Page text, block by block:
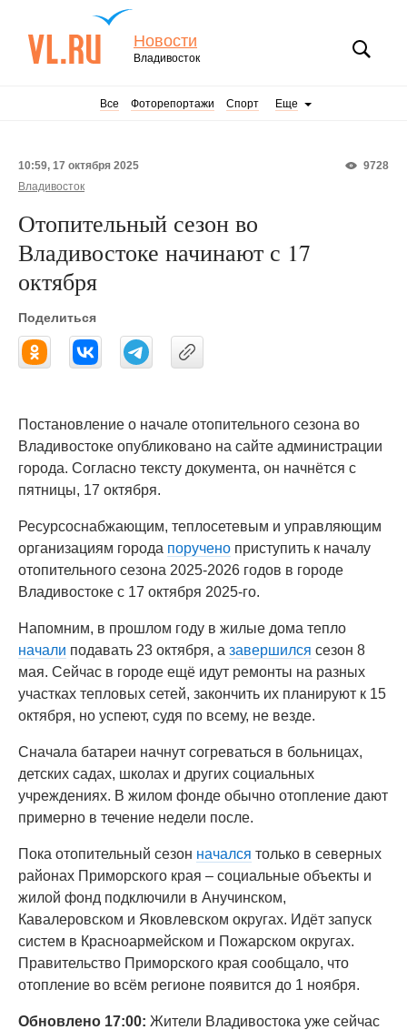
Новости
Владивосток
Все Фоторепортажи Спорт Еще
9728
10:59, 17 октября 2025
Владивосток
Отопительный сезон во
Владивостоке начинают с 17
октября
Поделиться
Постановление о начале отопительного сезона во
Владивостоке опубликовано на сайте администрации
города. Согласно тексту документа, он начнётся с
пятницы, 17 октября.
Ресурсоснабжающим, теплосетевым и управляющим
организациям города поручено приступить к началу
отопительного сезона 2025-2026 годов в городе
Владивостоке с 17 октября 2025-го.
Напомним, в прошлом году в жилые дома тепло
начали подавать 23 октября, а завершился сезон 8
мая. Сейчас в городе ещё идут ремонты на разных
участках тепловых сетей, закончить их планируют к 15
октября, но успеют, судя по всему, не везде.
Сначала батареи начнут согреваться в больницах,
детских садах, школах и других социальных
учреждениях. В жилом фонде обычно отопление дают
примерно в течение недели после.
Пока отопительный сезон начался только в северных
районах Приморского края – социальные объекты и
жилой фонд подключили в Анучинском,
Кавалеровском и Яковлевском округах. Идёт запуск
систем в Красноармейском и Пожарском округах.
Правительство Приморского края сообщало, что
отопление во всём регионе появится до 1 ноября.
Обновлено 17:00: Жители Владивостока уже сейчас